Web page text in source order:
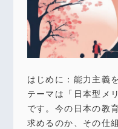
はじめに：能力主義
テーマは「日本型メ
です。今の日本の教
求めるのか、その仕